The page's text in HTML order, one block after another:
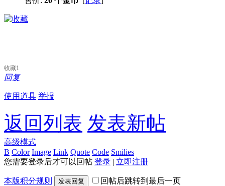
收藏1
回复
使用道具 举报
返回列表 发表新帖
高级模式
B Color Image Link Quote Code Smilies
您需要登录后才可以回帖 登录 | 立即注册
本版积分规则 发表回复 回帖后跳转到最后一页